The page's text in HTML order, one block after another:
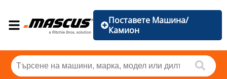
Поставете Машина/
Камион